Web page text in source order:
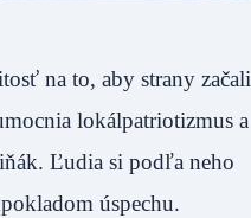
na to, aby strany začali
lokálpatriotizmus a
Ľudia si podľa neho
úspechu.